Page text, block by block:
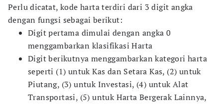
Perlu dicatat, kode harta terdiri dari 3 digit angka
dengan fungsi sebagai berikut:
Digit pertama dimulai dengan angka 0
menggambarkan klasifikasi Harta
Digit berikutnya menggambarkan kategori harta
seperti (1) untuk Kas dan Setara Kas, (2) untuk
Piutang, (3) untuk Investasi, (4) untuk Alat
Transportasi, (5) untuk Harta Bergerak Lainnya,